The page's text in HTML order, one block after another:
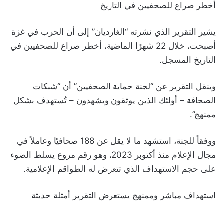
أخطر صراع للصحفيين في التاريخ
يشير التقرير الذي نشرته “الغارديان” إلى أن الحرب في غزة
أصبحت، خلال 22 شهرًا الماضية، أخطر صراع للصحفيين في
التاريخ المسجل.
وينقل التقرير عن “لجنة حماية الصحفيين” أن “شبكات
الصحافة – أولئك الذين يوثقون ويشهدون – تُستهدف بشكل
ممنهج”.
ووفقاً للجنة، استشهد ما لا يقل عن 188 صحافيًا وعاملاً في
مجال الإعلام منذ أكتوبر 2023، وهو رقم مروع يسلط الضوء
على حجم الاستهداف الذي تتعرض له الطواقم الإعلامية.
استهداف مباشر وممنهج يستعرض التقرير أمثلة حديثة